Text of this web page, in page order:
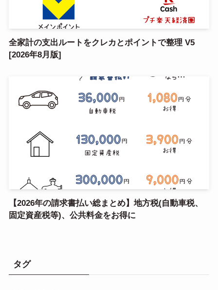
全家計の支出ルートをクレカとポイントで整理 V5
[2026年8月版]
【2026年の請求書払い総まとめ】地方税(自動車税、
固定資産税等)、公共料金をお得に
タグ